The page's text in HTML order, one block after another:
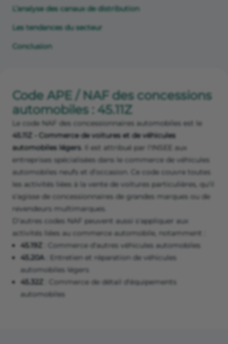
L’analyse des canaux de distribution
Les tendances du secteur
Conclusion
Code APE / NAF des concessions
automobiles : 45.11Z
Le code NAF des concessionnaires automobiles est le
45.11Z - Commerce de voitures et de véhicules
automobiles légers. Il est attribué par l'INSEE aux
entreprises spécialisées dans le commerce de véhicules
automobiles neufs et d’occasion. Ce code couvre toutes
les activités liées à la vente de voitures particulières, qu'il
s'agisse de concessionnaires de grandes marques ou de
revendeurs multimarques.
D'autres codes NAF peuvent aussi s'appliquer aux
activités liées au commerce automobile, notamment :
45.19Z
: Commerce d'autres véhicules automobiles
45.20A : Entretien et réparation de véhicules
automobiles légers
45.32Z
: Commerce de détail d'équipements
automobiles